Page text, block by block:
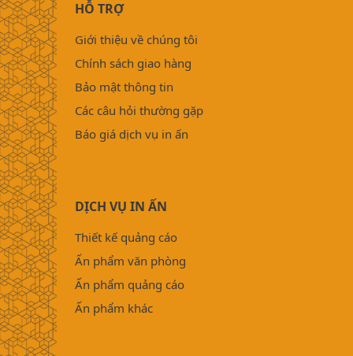
HỖ TRỢ
Giới thiệu về chúng tôi
Chính sách giao hàng
Bảo mật thông tin
Các câu hỏi thường gặp
Báo giá dịch vụ in ấn
DỊCH VỤ IN ẤN
Thiết kế quảng cáo
Ấn phẩm văn phòng
Ấn phẩm quảng cáo
Ấn phẩm khác